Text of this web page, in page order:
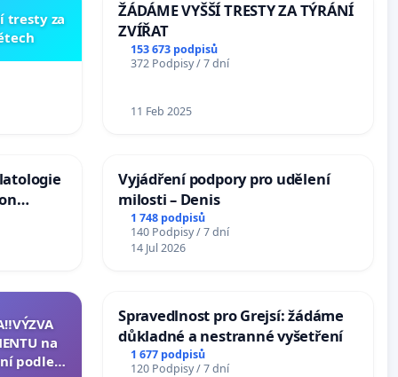
tresty za
ŽÁDÁME VYŠŠÍ TRESTY ZA TÝRÁNÍ
ZVÍŘAT
153 673 podpisů
372 Podpisy / 7 dní
11 Feb 2025
Vyjádření podpory pro udělení
milosti – Denis
1 748 podpisů
140 Podpisy / 7 dní
14 Jul 2026
na
podle §
Spravedlnost pro Grejsí: žádáme
důkladné a nestranné vyšetření
1 677 podpisů
120 Podpisy / 7 dní